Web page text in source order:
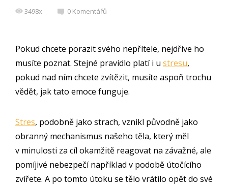
3498x 0 Komentářů
Pokud chcete porazit svého nepřítele, nejdříve ho
musíte poznat. Stejné pravidlo platí i u stresu,
pokud nad ním chcete zvítězit, musíte aspoň trochu
vědět, jak tato emoce funguje.
Stres, podobně jako strach, vznikl původně jako
obranný mechanismus našeho těla, který měl
v minulosti za cíl okamžitě reagovat na závažné, ale
pomíjivé nebezpečí například v podobě útočícího
zvířete. A po tomto útoku se tělo vrátilo opět do své